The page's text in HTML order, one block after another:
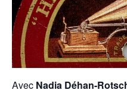
Avec Nadia Déhan-